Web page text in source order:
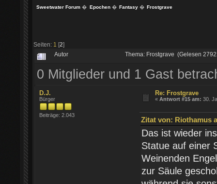
Sweetwater Forum � Epochen� Fantasy� Frostgrave
Seiten: 1 [2]
Autor Thema: Frostgrave (Gelesen
0 Mitglieder und 1 Gast
D.J.
Bürger
Beiträge: 2.043
Re: Frostgrave
«Antwort #15 am: 30.
Zitat von: Riothamus
Das ist wieder
Statue auf einer
Weinenden
zur Säule